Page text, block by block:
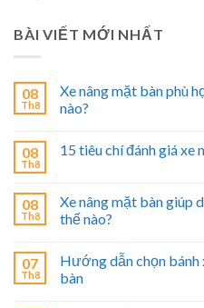
BÀI VIẾT MỚI NHẤT
08
Th8
Xe nâng mặt bàn phù
nào?
08
Th8
15 tiêu chí đánh giá
08
Th8
Xe nâng mặt bàn giúp
thế nào?
07
Th8
Hướng dẫn chọn bánh
bàn